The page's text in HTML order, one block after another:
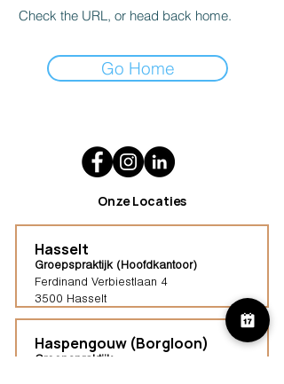
Check the URL, or head back home.
Go Home
Onze Locaties
Hasselt
Groepspraktijk (Hoofdkantoor)
Ferdinand Verbiestlaan 4
3500 Hasselt
Haspengouw (Borgloon)